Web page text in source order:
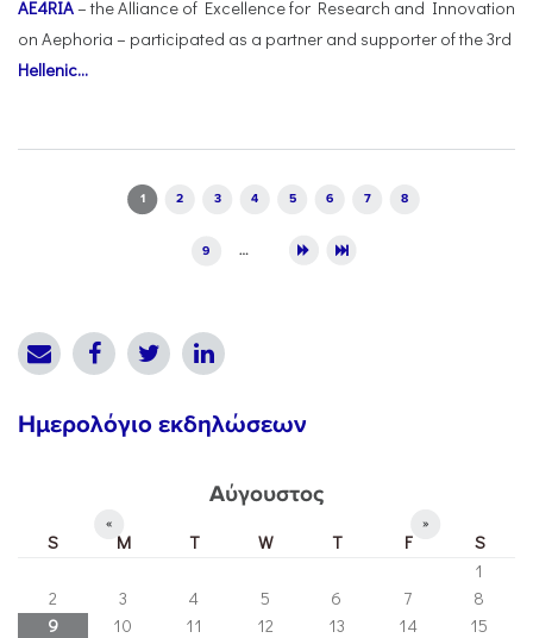
AE4RIA– the Alliance of Excellence for Research and Innovation
on Aephoria – participated as a partner and supporter of the 3rd
Hellenic...
1 2 3 4 5 6 7 8
9 …
Ημερολόγιο εκδηλώσεων
Αύγουστος
« »
S M T W T F
S
1
2
3 4 5 6 7
8
9
10 11 12 13 14
15